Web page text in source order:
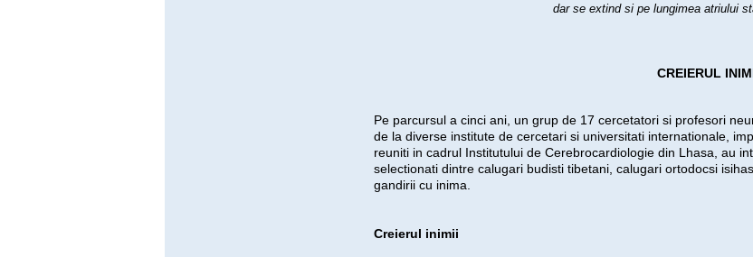
dar se extind si pe lungimea atriului
CREIERUL
Pe parcursul a cinci ani, un grup de 17 cercetatori si profesori
de la diverse institute de cercetari si universitati internationale,
reuniti in cadrul Institutului de Cerebrocardiologie din Lhasa, au
selectionati dintre calugari budisti tibetani, calugari ortodocsi
gandirii cu inima.
Creierul inimii